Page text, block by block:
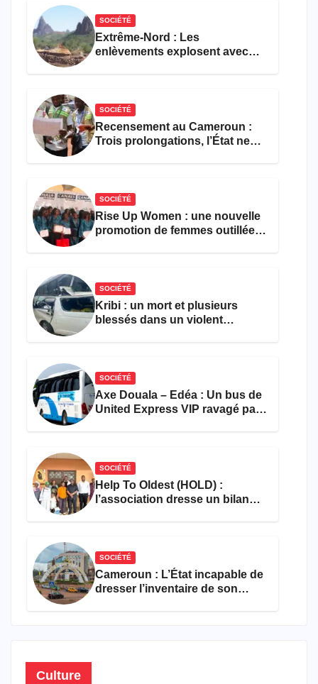
SOCIÉTÉ
Extrême-Nord : Les
enlèvements explosent avec
SOCIÉTÉ
Recensement au Cameroun :
Trois prolongations, l’État ne
SOCIÉTÉ
Rise Up Women : une nouvelle
promotion de femmes outillées
SOCIÉTÉ
Kribi : un mort et plusieurs
blessés dans un violent
SOCIÉTÉ
Axe Douala – Edéa : Un bus de
United Express VIP ravagé par
SOCIÉTÉ
Help To Oldest (HOLD) :
l’association dresse un bilan
SOCIÉTÉ
Cameroun : L’État incapable de
dresser l’inventaire de son
Culture